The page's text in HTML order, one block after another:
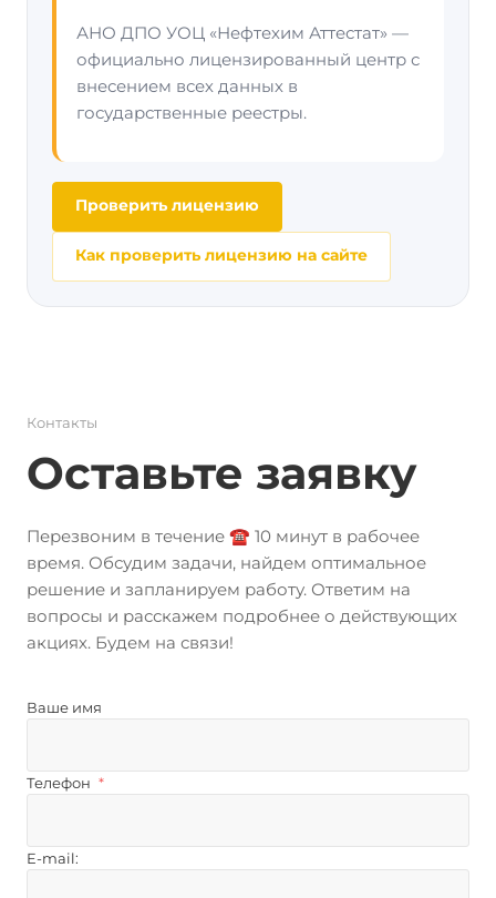
АНО ДПО УОЦ «Нефтехим Аттестат» —
официально лицензированный центр с
внесением всех данных в
государственные реестры.
Проверить лицензию
Как проверить лицензию на сайте
Контакты
Оставьте заявку
Перезвоним в течение ☎️ 10 минут в рабочее
время. Обсудим задачи, найдем оптимальное
решение и запланируем работу. Ответим на
вопросы и расскажем подробнее о действующих
акциях. Будем на связи!
Ваше имя
Телефон *
E-mail: